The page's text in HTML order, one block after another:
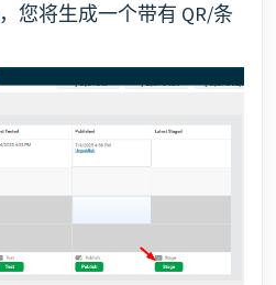
，您将生成一个带有 QR/条